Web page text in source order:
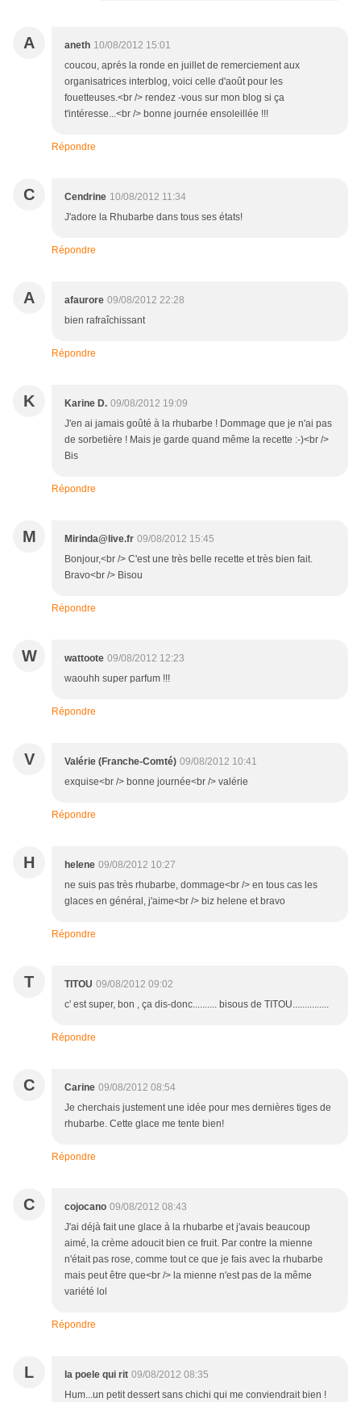
A aneth 10/08/2012 15:01
coucou, aprés la ronde en juillet de remerciement aux
organisatrices interblog, voici celle d'août pour les
fouetteuses.<br /> rendez -vous sur mon blog si ça
t'intéresse...<br /> bonne journée ensoleillée !!!
Répondre
C Cendrine 10/08/2012 11:34
J'adore la Rhubarbe dans tous ses états!
Répondre
A afaurore 09/08/2012 22:28
bien rafraîchissant
Répondre
K Karine D. 09/08/2012 19:09
J'en ai jamais goûté à la rhubarbe ! Dommage que je n'ai pas
de sorbetière ! Mais je garde quand même la recette :-)<br />
Bis
Répondre
M Mirinda@live.fr 09/08/2012 15:45
Bonjour,<br /> C'est une très belle recette et très bien fait.
Bravo<br /> Bisou
Répondre
W wattoote 09/08/2012 12:23
waouhh super parfum !!!
Répondre
V Valérie (Franche-Comté) 09/08/2012 10:41
exquise<br /> bonne journée<br /> valérie
Répondre
H helene 09/08/2012 10:27
ne suis pas très rhubarbe, dommage<br /> en tous cas les
glaces en général, j'aime<br /> biz helene et bravo
Répondre
T TITOU 09/08/2012 09:02
c' est super, bon , ça dis-donc.......... bisous de TITOU...............
Répondre
C Carine 09/08/2012 08:54
Je cherchais justement une idée pour mes dernières tiges de
rhubarbe. Cette glace me tente bien!
Répondre
C cojocano 09/08/2012 08:43
J'ai déjà fait une glace à la rhubarbe et j'avais beaucoup
aimé, la crème adoucit bien ce fruit. Par contre la mienne
n'était pas rose, comme tout ce que je fais avec la rhubarbe
mais peut être que<br /> la mienne n'est pas de la même
variété lol
Répondre
L la poele qui rit 09/08/2012 08:35
Hum...un petit dessert sans chichi qui me conviendrait bien !